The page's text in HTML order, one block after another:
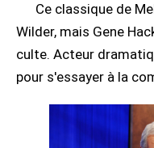
Ce classique de
Wilder, mais Gene
culte. Acteur
pour s'essayer à la